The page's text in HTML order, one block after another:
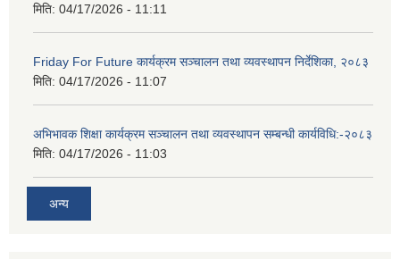
मिति: 04/17/2026 - 11:11
Friday For Future कार्यक्रम सञ्चालन तथा व्यवस्थापन निर्देशिका, २०८३
मिति: 04/17/2026 - 11:07
अभिभावक शिक्षा कार्यक्रम सञ्चालन तथा व्यवस्थापन सम्बन्धी कार्यविधि:-२०८३
मिति: 04/17/2026 - 11:03
अन्य